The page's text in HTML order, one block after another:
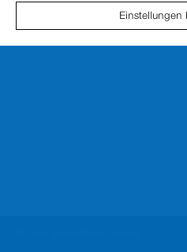
Einstellungen